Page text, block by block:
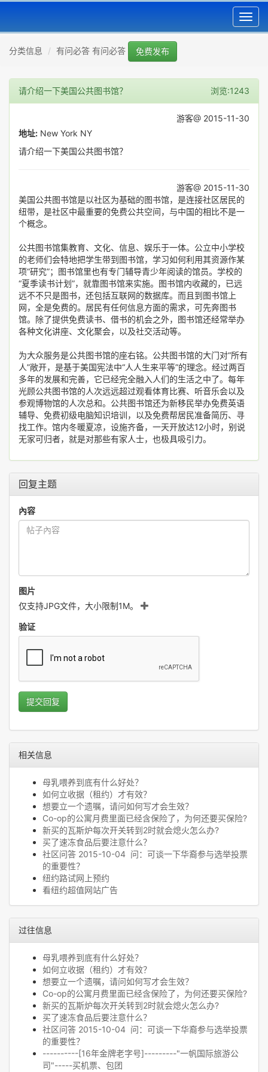
分类信息 有问必答 有问必答 免费发布
请介绍一下美国公共图书馆？ 浏览:1243
游客@ 2015-11-30
地址: New York NY
请介绍一下美国公共图书馆？
游客@ 2015-11-30
美国公共图书馆是以社区为基础的图书馆，是连接社区居民的
纽带，是社区中最重要的免费公共空间，与中国的相比不是一
个概念。
公共图书馆集教育、文化、信息、娱乐于一体。公立中小学校
的老师们会特地把学生带到图书馆，学习如何利用其资源作某
项“研究”；图书馆里也有专门辅导青少年阅读的馆员。学校的
“夏季读书计划”，就靠图书馆来实施。图书馆内收藏的，已远
远不不只是图书，还包括互联网的数据库。而且到图书馆上
网，全是免费的。居民有任何信息方面的需求，可先奔图书
馆。除了提供免费读书、借书的机会之外，图书馆还经常举办
各种文化讲座、文化聚会，以及社交活动等。
为大众服务是公共图书馆的座右铭。公共图书馆的大门对“所有
人”敞开，是基于美国宪法中“人人生来平等”的理念。经过两百
多年的发展和完善，它已经完全融入人们的生活之中了。每年
光顾公共图书馆的人次远远超过观看体育比赛、听音乐会以及
参观博物馆的人次总和。公共图书馆还为新移民举办免费英语
辅导、免费初级电脑知识培训，以及免费帮居民准备简历、寻
找工作。馆内冬暖夏凉，设施齐备，一天开放达12小时，别说
无家可归者，就是对那些有家人士，也极具吸引力。
回复主题
內容
图片
仅支持JPG文件，大小限制1M。
验证
提交回复
相关信息
母乳喂养到底有什么好处？
如何立收据（租约）才有效？
想要立一个遗嘱，请问如何写才会生效？
Co-op的公寓月费里面已经含保险了，为何还要买保险?
新买的瓦斯炉每次开关转到2时就会熄火怎么办?
买了速冻食品后要注意什么？
社区问答 2015-10-04 问：可谈一下华裔参与选举投票
的重要性？
纽约路试网上预约
看纽约超值网站广告
过往信息
母乳喂养到底有什么好处？
如何立收据（租约）才有效？
想要立一个遗嘱，请问如何写才会生效？
Co-op的公寓月费里面已经含保险了，为何还要买保险?
新买的瓦斯炉每次开关转到2时就会熄火怎么办?
买了速冻食品后要注意什么？
社区问答 2015-10-04 问：可谈一下华裔参与选举投票
的重要性？
----------[16年金牌老字号]---------"一帆国际旅游公
司"-----买机票、包团